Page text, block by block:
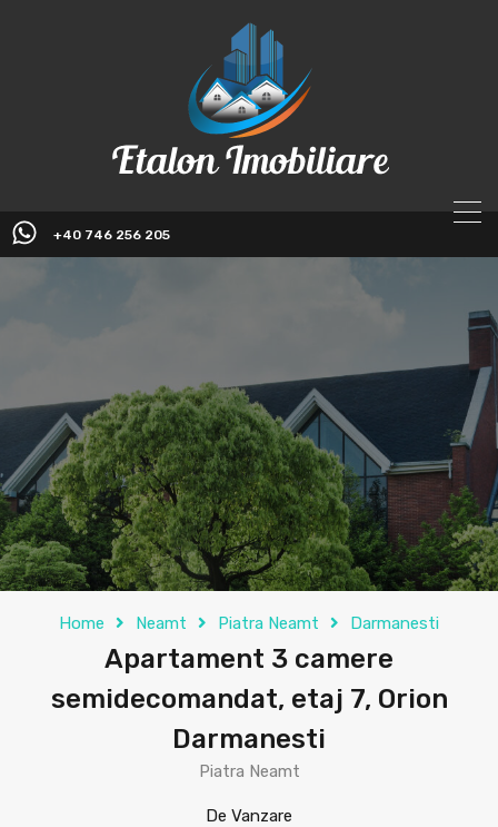
+40 746 256 205
Home Neamt Piatra Neamt Darmanesti
Apartament 3 camere
semidecomandat, etaj 7, Orion
Darmanesti
Piatra Neamt
De Vanzare